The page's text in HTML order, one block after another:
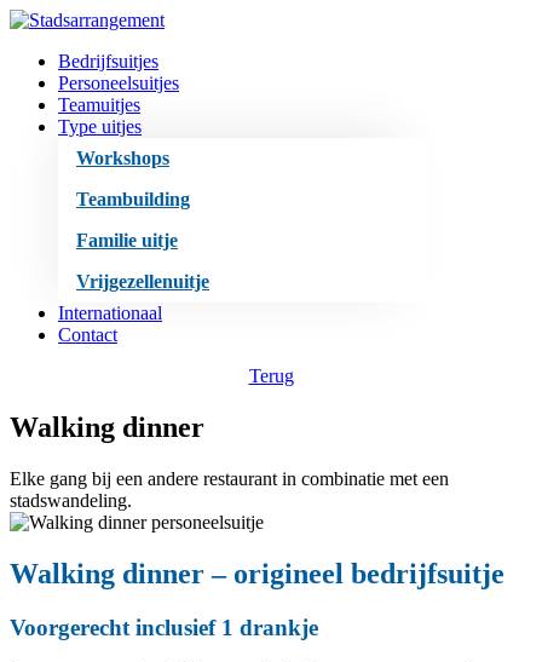
Bedrijfsuitjes
Personeelsuitjes
Teamuitjes
Type uitjes
Workshops
Teambuilding
Familie uitje
Vrijgezellenuitje
Internationaal
Contact
Terug
Walking dinner
Elke gang bij een andere restaurant in combinatie met een
stadswandeling.
Walking dinner – origineel bedrijfsuitje
Voorgerecht inclusief 1 drankje